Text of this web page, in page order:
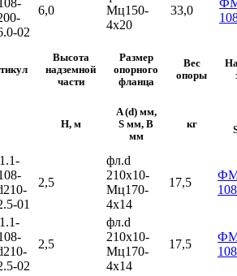
02
6,0
Мц150-
4х20
33,0
Высота
надземной
части
Размер
опорного
фланца
Вес
опоры
H, м
A (d) мм,
S мм, B
мм
кг
01
2,5
фл.d
210х10-
Мц170-
4х14
17,5
02
2,5
фл.d
210х10-
Мц170-
4х14
17,5